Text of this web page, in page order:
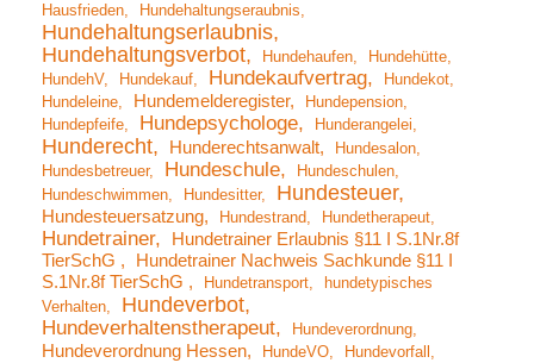
Hausfrieden
Hundehaltungseraubnis
Hundehaltungserlaubnis
Hundehaltungsverbot
Hundehaufen
Hundehütte
HundehV
Hundekauf Hundekaufvertrag
Hundekot
Hundeleine
Hundemelderegister
Hundepension
Hundepfeife
Hundepsychologe Hunderangelei
Hunderecht Hunderechtsanwalt
Hundesalon
Hundesbetreuer
Hundeschule
Hundeschulen
Hundeschwimmen
Hundesitter Hundesteuer
Hundesteuersatzung Hundestrand Hundetherapeut
Hundetrainer
Hundetrainer Erlaubnis §11 I S.1Nr.8f
TierSchG
Hundetrainer Nachweis Sachkunde §11 I
S.1Nr.8f TierSchG
Hundetransport
hundetypisches
Verhalten
Hundeverbot
Hundeverhaltenstherapeut Hundeverordnung
Hundeverordnung Hessen HundeVO
Hundevorfall